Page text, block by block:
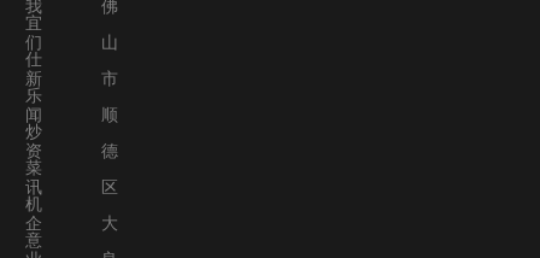
我
们
新
闻
资
讯
企
佛
山
市
顺
德
区
大
宜
仕
乐
炒
菜
机
意